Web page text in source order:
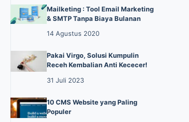
Mailketing : Tool Email Marketing
& SMTP Tanpa Biaya Bulanan
14 Agustus 2020
Pakai Virgo, Solusi Kumpulin
Receh Kembalian Anti Kececer!
31 Juli 2023
10 CMS Website yang Paling
Populer